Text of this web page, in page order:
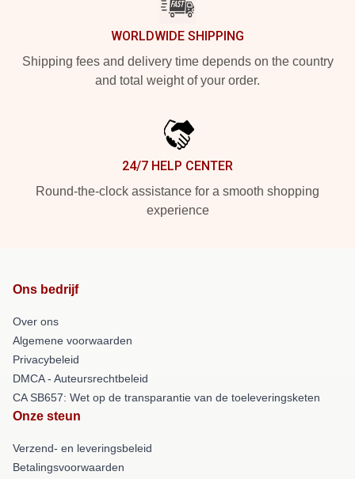
WORLDWIDE SHIPPING
Shipping fees and delivery time depends on the country
and total weight of your order.
24/7 HELP CENTER
Round-the-clock assistance for a smooth shopping
experience
Ons bedrijf
Over ons
Algemene voorwaarden
Privacybeleid
DMCA - Auteursrechtbeleid
CA SB657: Wet op de transparantie van de toeleveringsketen
Onze steun
Verzend- en leveringsbeleid
Betalingsvoorwaarden